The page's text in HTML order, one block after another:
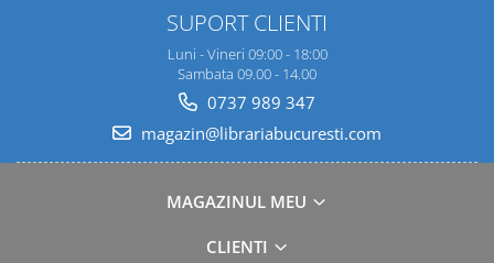
SUPORT CLIENTI
Luni - Vineri 09:00 - 18:00
Sambata 09.00 - 14.00
0737 989 347
magazin@librariabucuresti.com
MAGAZINUL MEU
CLIENTI